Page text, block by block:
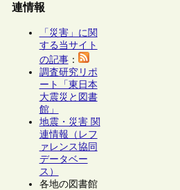
連情報
「災害」に関
する当サイト
の記事：
調査研究リポ
ート「東日本
大震災と図書
館」
地震・災害 関
連情報（レフ
ァレンス協同
データベー
ス）
各地の図書館